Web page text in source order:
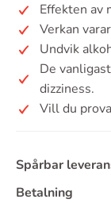
Effekten av
Verkan
Undvik
De
dizziness.
Vill du
Spårbar
Betalning